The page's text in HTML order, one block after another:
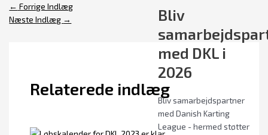
Bliv
med DKL i
2026
Bliv samarbejdspartner
med Danish Karting
League - hermed støtter
← Forrige Indlæg
Næste Indlæg →
Relaterede indlæg